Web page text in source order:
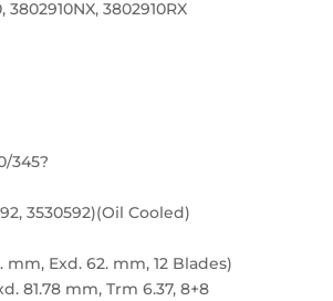
3802910RX
345?
3530592)(Oil Cooled)
Exd. 62. mm, 12 Blades)
81.78 mm, Trm 6.37, 8+8